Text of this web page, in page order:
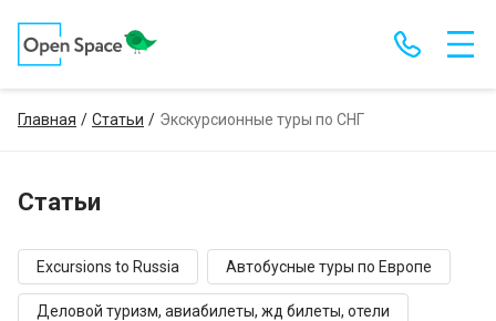
Главная Статьи Экскурсионные туры по СНГ
Статьи
Excursions to Russia Автобусные туры по Европе
Деловой туризм, авиабилеты, жд билеты, отели